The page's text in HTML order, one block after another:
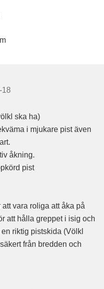
18
ska ha)
i mjukare pist även
åkning.
pist
vara roliga att åka på
att hålla greppet i isig och
riktig pistskida (Völkl
från bredden och